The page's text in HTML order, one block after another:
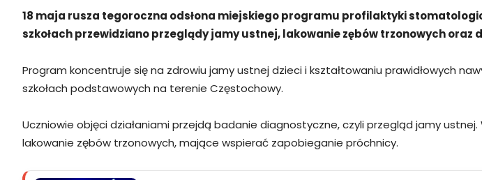
18 maja rusza tegoroczna odsłona miejskiego programu profilaktyki
szkołach przewidziano przeglądy jamy ustnej, lakowanie zębów trzonowych oraz
Program koncentruje się na zdrowiu jamy ustnej dzieci i kształtowaniu prawidłowych
szkołach podstawowych na terenie Częstochowy.
Uczniowie objęci działaniami przejdą badanie diagnostyczne, czyli przegląd jamy
lakowanie zębów trzonowych, mające wspierać zapobieganie próchnicy.